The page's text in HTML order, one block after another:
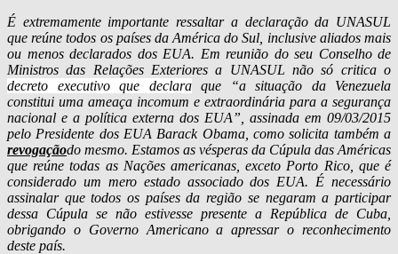
É extremamente importante ressaltar a declaração da UNASUL
que reúne todos os países da América do Sul, inclusive aliados mais
ou menos declarados dos EUA. Em reunião do seu Conselho de
Ministros das Relações Exteriores a UNASUL não só critica o
decreto executivo que declaraque “a situação da Venezuela
constitui uma ameaça incomum e extraordinária para a segurança
nacional e a política externa dos EUA”, assinada em 09/03/2015
pelo Presidente dos EUA Barack Obama, como solicita também a
revogaçãodo mesmo. Estamos as vésperas da Cúpula das Américas
que reúne todas as Nações americanas, exceto Porto Rico, que é
considerado um mero estado associado dos EUA. É necessário
assinalar que todos os países da região se negaram a participar
dessa Cúpula se não estivesse presente a República de Cuba,
obrigando o Governo Americano a apressar o reconhecimento
deste país.